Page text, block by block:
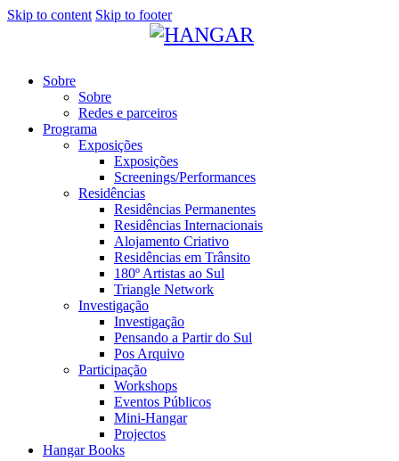
Skip to content Skip to footer
Sobre
Sobre
Redes e parceiros
Programa
Exposições
Exposições
Screenings/Performances
Residências
Residências Permanentes
Residências Internacionais
Alojamento Criativo
Residências em Trânsito
180º Artistas ao Sul
Triangle Network
Investigação
Investigação
Pensando a Partir do Sul
Pos Arquivo
Participação
Workshops
Eventos Públicos
Mini-Hangar
Projectos
Hangar Books